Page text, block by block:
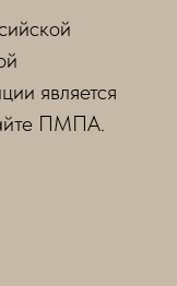
является
ПМПА.